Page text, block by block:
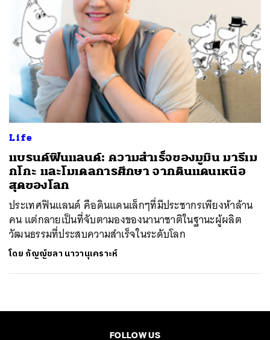
Life
แบรนด์ฟินแลนด์: ความสำเร็จของมูมิน มารีเม
กโกะ และโมเดลการศึกษา จากดินแดนเหนือ
สุดของโลก
ประเทศฟินแลนด์ คือดินแดนเล็กๆที่มีประชากรเพียงห้าล้าน
คน แต่กลายเป็นที่จับตามองของนานาชาติในฐานะผู้ผลิต
วัฒนธรรมที่ประสบความสำเร็จในระดับโลก
โดย กัญญ์ชลา นาวานุเคราะห์
FOLLOW US
ค้นหา
SHARE TWEET LINE EMAIL